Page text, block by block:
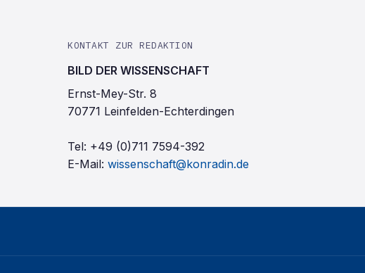
KONTAKT ZUR REDAKTION
BILD DER WISSENSCHAFT
Ernst-Mey-Str. 8
70771 Leinfelden-Echterdingen
Tel: +49 (0)711 7594-392
E-Mail: wissenschaft@konradin.de